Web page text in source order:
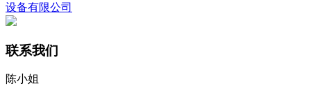
设备有限公司
联系我们
陈小姐